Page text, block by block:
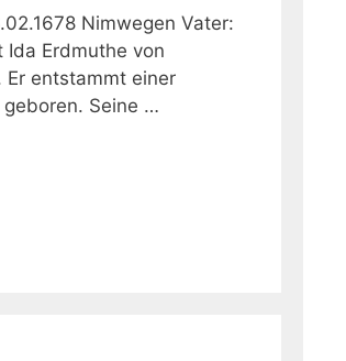
Nimwegen Vater:
Ida Erdmuthe von
Er entstammt einer
Seine …